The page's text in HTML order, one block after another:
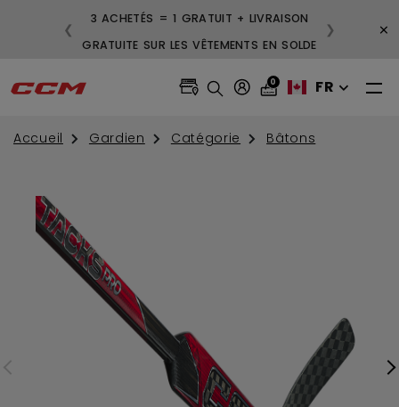
3 ACHETÉS = 1 GRATUIT + LIVRAISON
GRATUITE SUR LES VÊTEMENTS EN SOLDE
❮ ❯ ×
0 FR
Accueil Gardien Catégorie Bâtons